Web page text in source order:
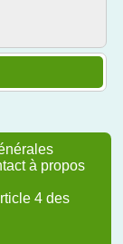
à propos
4 des